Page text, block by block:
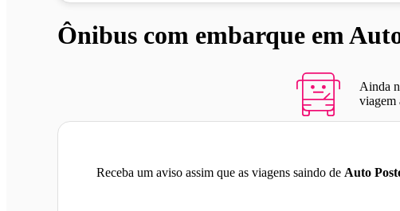
Ônibus com embarque em
Ainda
viagem
Receba um aviso assim que as viagens saindo de Auto